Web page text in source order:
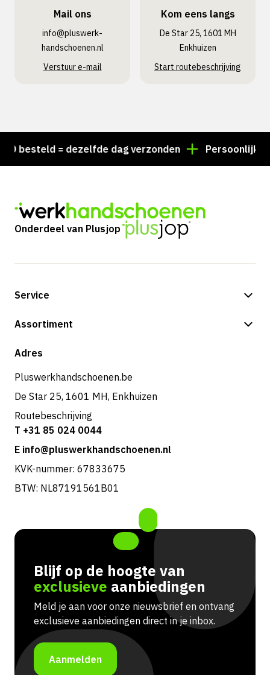
Mail ons
info@pluswerk­
handschoenen.nl
Verstuur e-mail
Kom eens langs
De Star 25, 1601 MH
Enkhuizen
Start routebeschrijving
= dezelfde dag verzonden Persoonlijk
Onderdeel van Plusjop
Service
Betalingsmogelijkheden
Assortiment
Shop
Adres
Pluswerkhandschoenen.be
De Star 25, 1601 MH, Enkhuizen
Routebeschrijving
T +31 85 024 0044
E info@pluswerkhandschoenen.nl
KVK-nummer: 67833675
BTW: NL87191561B01
Blijf op de hoogte van
exclusieve aanbiedingen
Meld je aan voor onze nieuwsbrief en ontvang
exclusieve aanbiedingen direct in je inbox.
Aanmelden